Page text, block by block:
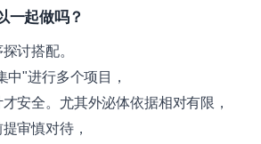
一起做吗？
讨搭配。
中"进行多个项目，
安全。尤其外泌体依据相对有限，
审慎对待，